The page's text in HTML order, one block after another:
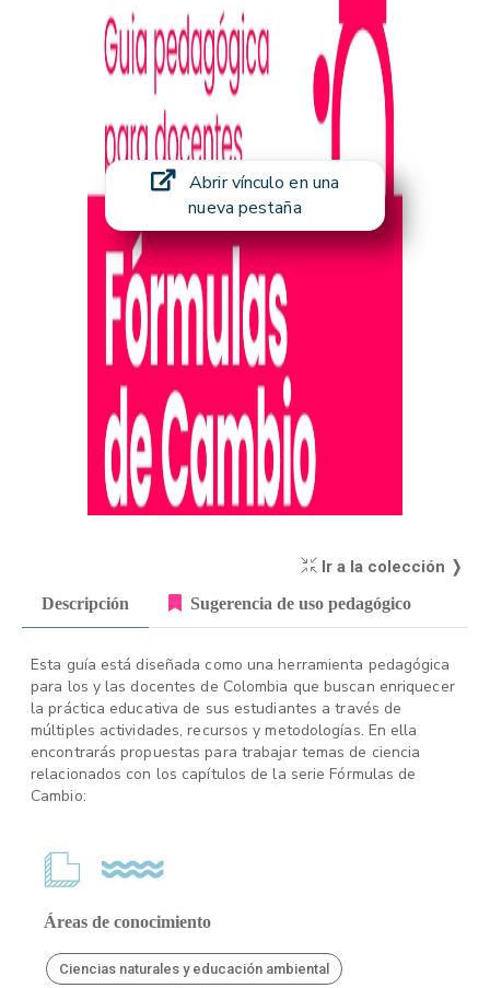
Abrir vínculo en una
nueva pestaña
Ir a la colección ❭
Descripción Sugerencia de uso pedagógico
Esta guía está diseñada como una herramienta pedagógica
para los y las docentes de Colombia que buscan enriquecer
la práctica educativa de sus estudiantes a través de
múltiples actividades, recursos y metodologías. En ella
encontrarás propuestas para trabajar temas de ciencia
relacionados con los capítulos de la serie Fórmulas de
Cambio:
Áreas de conocimiento
Ciencias naturales y educación ambiental